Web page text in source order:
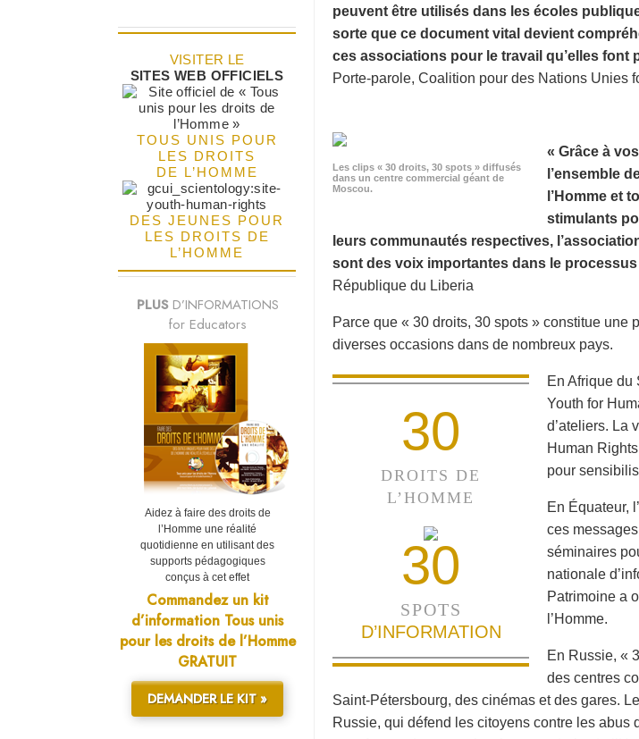
peuvent être utilisés dans les écoles
sorte que ce document vital devient
ces associations pour le travail qu’elles
Porte-parole, Coalition pour des Nations Unies
Les clips « 30 droits, 30 spots » diffusés
dans un centre commercial géant de
Moscou.
« Grâce à
l’ensemble
l’Homme et
stimulants
leurs communautés respectives,
sont des voix importantes dans le
République du Liberia
Parce que « 30 droits, 30 spots » constitue
diverses occasions dans de nombreux pays.
30
DROITS DE
L’HOMME
30
SPOTS
D’INFORMATION
En Afrique
Youth for
d’ateliers. La
Human
pour
En Équateur,
ces
séminaires
nationale
Patrimoine a
l’Homme.
En Russie, «
des centres
Saint-Pétersbourg, des cinémas et des gares.
Russie, qui défend les citoyens contre les abus
VISITER LE
SITES WEB OFFICIELS
TOUS UNIS POUR
LES DROITS
DE L’HOMME
DES JEUNES POUR
LES DROITS DE
L’HOMME
PLUS D’INFORMATIONS
for Educators
Aidez à faire des droits de
l’Homme une réalité
quotidienne en utilisant des
supports pédagogiques
conçus à cet effet
Commandez un kit
d’information Tous unis
pour les droits de l’Homme
GRATUIT
DEMANDER LE KIT »